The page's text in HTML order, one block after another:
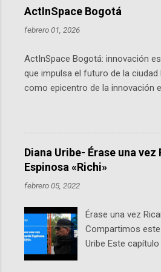
ActInSpace Bogotá
febrero 01, 2026
ActInSpace Bogotá: innovación
que impulsa el futuro de la
como epicentro de la innovación
hackathon global que convierte
Agencia Espacial Europea en
la vida cotidiana. Este evento,
Planetario de Bogotá del Idartes y
Andes, reúne a expertos como el
Colombia y líderes del sector
por qué importa en Bogotá
competencia mundial que opera
ciudades, donde participantes
idear startups basadas en
Diana Uribe- Érase una vez
Espinosa «Richi»
febrero 05, 2022
Érase una vez
Compartimos
Uribe Este